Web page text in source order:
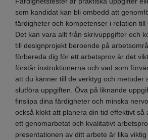
som kandidat kan bli ombedd att
färdigheter och kompetenser i relation till
Det kan vara allt från skrivuppgifter och
till designprojekt beroende på
förbereda dig för ett arbetsprov är det
förstår instruktionerna och vad som
att du känner till de verktyg och metoder
slutföra uppgiften. Öva på liknande
finslipa dina färdigheter och minska
också klokt att planera din tid effektivt så
ett genomarbetat och kvalitativt
presentationen av ditt arbete är lika